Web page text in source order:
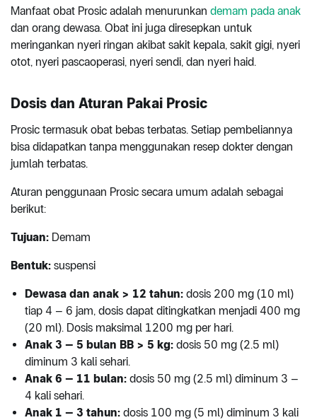
Manfaat obat Prosic adalah menurunkan demam pada anak
dan orang dewasa. Obat ini juga diresepkan untuk
meringankan nyeri ringan akibat sakit kepala, sakit gigi, nyeri
otot, nyeri pascaoperasi, nyeri sendi, dan nyeri haid.
Dosis dan Aturan Pakai Prosic
Prosic termasuk obat bebas terbatas. Setiap pembeliannya
bisa didapatkan tanpa menggunakan resep dokter dengan
jumlah terbatas.
Aturan penggunaan Prosic secara umum adalah sebagai
berikut:
Tujuan: Demam
Bentuk: suspensi
Dewasa dan anak > 12 tahun: dosis 200 mg (10 ml)
tiap 4 – 6 jam, dosis dapat ditingkatkan menjadi 400 mg
(20 ml). Dosis maksimal 1200 mg per hari.
Anak 3 – 5 bulan BB > 5 kg: dosis 50 mg (2.5 ml)
diminum 3 kali sehari.
Anak 6 – 11 bulan: dosis 50 mg (2.5 ml) diminum 3 –
4 kali sehari.
Anak 1 – 3 tahun: dosis 100 mg (5 ml) diminum 3 kali